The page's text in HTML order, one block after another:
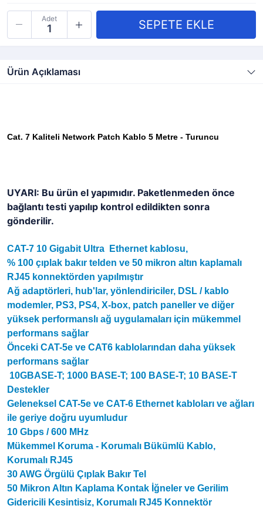
Adet
Ürün Açıklaması
Cat. 7 Kaliteli Network Patch Kablo 5 Metre - Turuncu
UYARI: Bu ürün el yapımıdır. Paketlenmeden önce
bağlantı testi yapılıp kontrol edildikten sonra
gönderilir.
CAT-7 10 Gigabit Ultra Ethernet kablosu,
% 100 çıplak bakır telden ve 50 mikron altın kaplamalı
RJ45 konnektörden yapılmıştır
Ağ adaptörleri, hub'lar, yönlendiriciler, DSL / kablo
modemler, PS3, PS4, X-box, patch paneller ve diğer
yüksek performanslı ağ uygulamaları için mükemmel
performans sağlar
Önceki CAT-5e ve CAT6 kablolarından daha yüksek
performans sağlar
10GBASE-T; 1000 BASE-T; 100 BASE-T; 10 BASE-T
Destekler
Geleneksel CAT-5e ve CAT-6 Ethernet kabloları ve ağları
ile geriye doğru uyumludur
10 Gbps / 600 MHz
Mükemmel Koruma - Korumalı Bükümlü Kablo,
Korumalı RJ45
30 AWG Örgülü Çıplak Bakır Tel
50 Mikron Altın Kaplama Kontak İğneler ve Gerilim
Gidericili Kesintisiz, Korumalı RJ45 Konnektör